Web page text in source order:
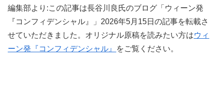
編集部より:この記事は長谷川良氏のブログ「ウィーン発
『コンフィデンシャル』」2026年5月15日の記事を転載さ
せていただきました。オリジナル原稿を読みたい方はウィ
ーン発『コンフィデンシャル』
をご覧ください。